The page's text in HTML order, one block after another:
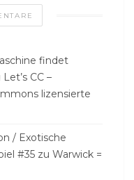
findet
Let’s CC –
lizensierte
/ Exotische
#35 zu Warwick =